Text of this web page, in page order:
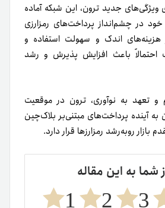
ویژگی‌های جدید ترون، این شبکه آماده
در چشم‌انداز پرداخت‌های رمزارزی
اندک و سهولت استفاده و
احتمالاً باعث افزایش پذیرش و رشد
و تعهد به نوآوری، ترون در موقعیت
آینده پرداخت‌های مبتنی‌بر بلاک‌چین
روبه‌رشد رمزارزها قرار دارد.
شما به این مقاله
3
2
1